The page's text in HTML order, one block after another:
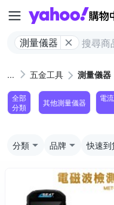
測量儀器
五金工具 測量儀器
全部
分類
其他測量儀器
電
分類 品牌 快速到